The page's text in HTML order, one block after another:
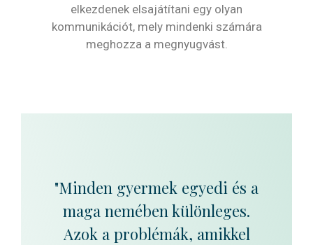
elkezdenek elsajátítani egy olyan
kommunikációt, mely mindenki számára
meghozza a megnyugvást.
"Minden gyermek egyedi és a
maga nemében különleges.
Azok a problémák, amikkel